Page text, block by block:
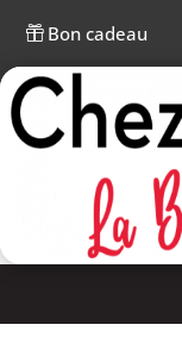
Bon cadeau